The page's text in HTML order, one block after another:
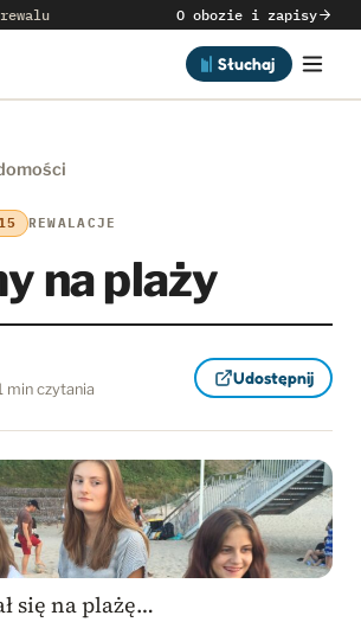
O obozie i zapisy
Słuchaj
REWALACJE
na plaży
min czytania
Udostępnij
się na plażę…